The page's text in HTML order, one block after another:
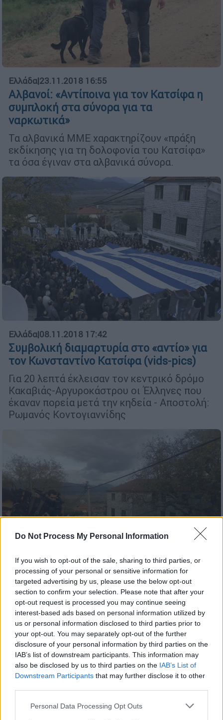
Do Not Process My Personal Information
If you wish to opt-out of the sale, sharing to third parties, or
processing of your personal or sensitive information for
targeted advertising by us, please use the below opt-out
section to confirm your selection. Please note that after your
opt-out request is processed you may continue seeing
interest-based ads based on personal information utilized by
us or personal information disclosed to third parties prior to
your opt-out. You may separately opt-out of the further
disclosure of your personal information by third parties on the
IAB’s list of downstream participants. This information may
also be disclosed by us to third parties on the IAB’s List of
Downstream Participants that may further disclose it to other
Please note that this website/app uses one or more Google
Personal Data Processing Opt Outs
Ελλάδα|23.11.2018 16:55
Αλβανοί: «Αντίποινα για τον Κατσίφα η
συμπλοκή στα σύνορα για τα
ναρκωτικά»
Τα αλβανικά ΜΜΕ χαρακτηρίζουν «πράξη
εκδίκησης για τη δολοφονία του Κατσίφα»
τα όσα έγιναν στα αλβανικά σύνορα.
Ελλάδα|08.11.2018 17:42
Συμβολική διαμαρτυρία στο «αντίο» για
τον Κωνσταντίνο Κατσίφα (vids-pics)
Για 20 λεπτά έκλεισαν τον κεντρικό δρόμο
Κακαβιάς-Αργυροκάστρου οι Έλληνες που
έκαναν πορεία μετά την κηδεία - Αποστολή:
Ρωμανός Κοντογιαννίδης
Ελλάδα 08.11.2018 15:20
Αποκλειστικό - Κηδεία Κατσίφα: Η ώρα
της ταφής (pics + vid)
Εκατοντάδες Ελλήνων συνοδεύουν το
φέρετρο του Κωνσταντίνου Κατσίφα στη
μεταφορά του προς το νεκροταφείο, στους
Βουλιαράτες - Αποστολή: Ρωμανός